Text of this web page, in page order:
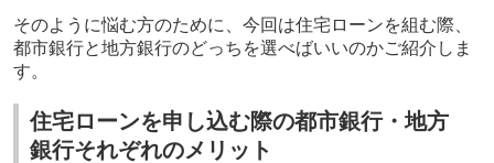
そのように悩む方のために、今回は住宅ローンを組む際、
都市銀行と地方銀行のどっちを選べばいいのかご紹介しま
す。
住宅ローンを申し込む際の都市銀行・地方
銀行それぞれのメリット